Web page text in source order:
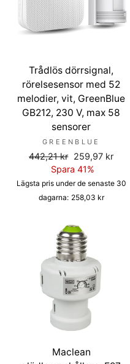
Trådlös dörrsignal,
rörelsesensor med 52
melodier, vit, GreenBlue
GB212, 230 V, max 58
sensorer
GREENBLUE
Ordinarie
442,21 kr 259,97 kr
Spara 41%
Lägsta pris under de senaste 30
dagarna: 258,03 kr
Maclean